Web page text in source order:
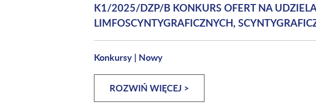
K1/2025/DZP/B KONKURS OFERT NA
LIMFOSCYNTYGRAFICZNYCH,
Konkursy| Nowy
ROZWIŃ WIĘCEJ >